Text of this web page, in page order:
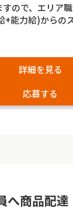
ので、エリア職
+能力給)からの
詳細を見る
応募する
へ商品配